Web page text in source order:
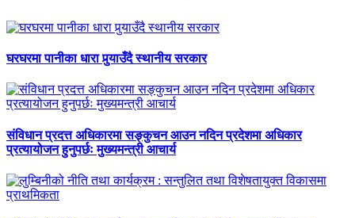
घरघरमा पानीका धारा पुर्‍याउँदै स्थानीय सरकार
संविधान प्रदत्त अधिकारमा सङ्कुचन आउन नदिन प्रदेशमा अधिकार
प्रत्यायोजन हुनुपर्छः मुख्यमन्त्री आचार्य